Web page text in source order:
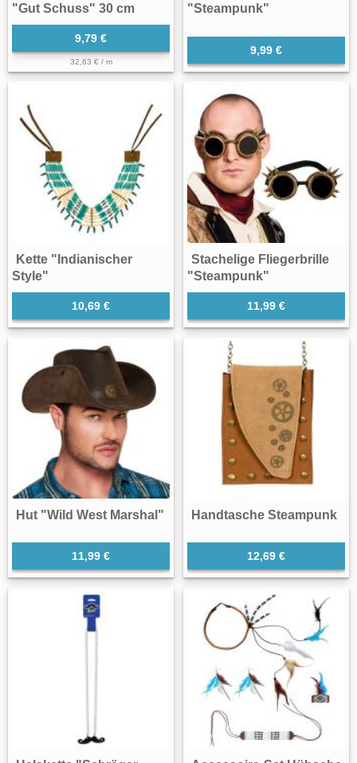
"Gut Schuss" 30 cm
9,79 €
32,63 € / m
"Steampunk"
9,99 €
Kette "Indianischer
Style"
10,69 €
Stachelige Fliegerbrille
"Steampunk"
11,99 €
Hut "Wild West Marshal"
11,99 €
Handtasche Steampunk
12,69 €